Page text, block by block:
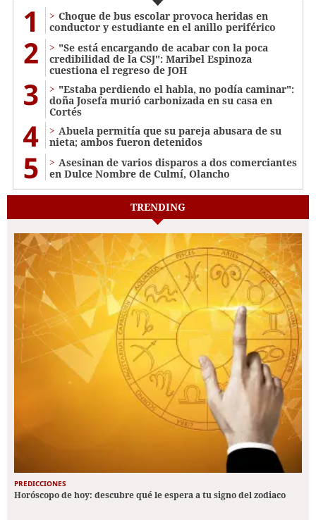
1
Choque de bus escolar provoca heridas en
conductor y estudiante en el anillo periférico
2
"Se está encargando de acabar con la poca
credibilidad de la CSJ": Maribel Espinoza
cuestiona el regreso de JOH
3
"Estaba perdiendo el habla, no podía caminar":
doña Josefa murió carbonizada en su casa en
Cortés
4
Abuela permitía que su pareja abusara de su
nieta; ambos fueron detenidos
5
Asesinan de varios disparos a dos comerciantes
en Dulce Nombre de Culmí, Olancho
TRENDING
PREDICCIONES
Horóscopo de hoy: descubre qué le espera a tu signo del zodiaco